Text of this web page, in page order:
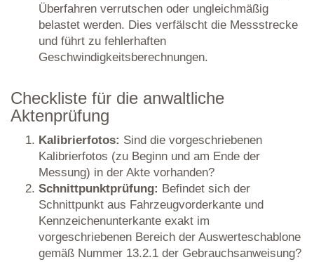
Überfahren verrutschen oder ungleichmäßig
belastet werden. Dies verfälscht die Messstrecke
und führt zu fehlerhaften
Geschwindigkeitsberechnungen.
Checkliste für die anwaltliche
Aktenprüfung
Kalibrierfotos: Sind die vorgeschriebenen
Kalibrierfotos (zu Beginn und am Ende der
Messung) in der Akte vorhanden?
Schnittpunktprüfung: Befindet sich der
Schnittpunkt aus Fahrzeugvorderkante und
Kennzeichenunterkante exakt im
vorgeschriebenen Bereich der Auswerteschablone
gemäß Nummer 13.2.1 der Gebrauchsanweisung?